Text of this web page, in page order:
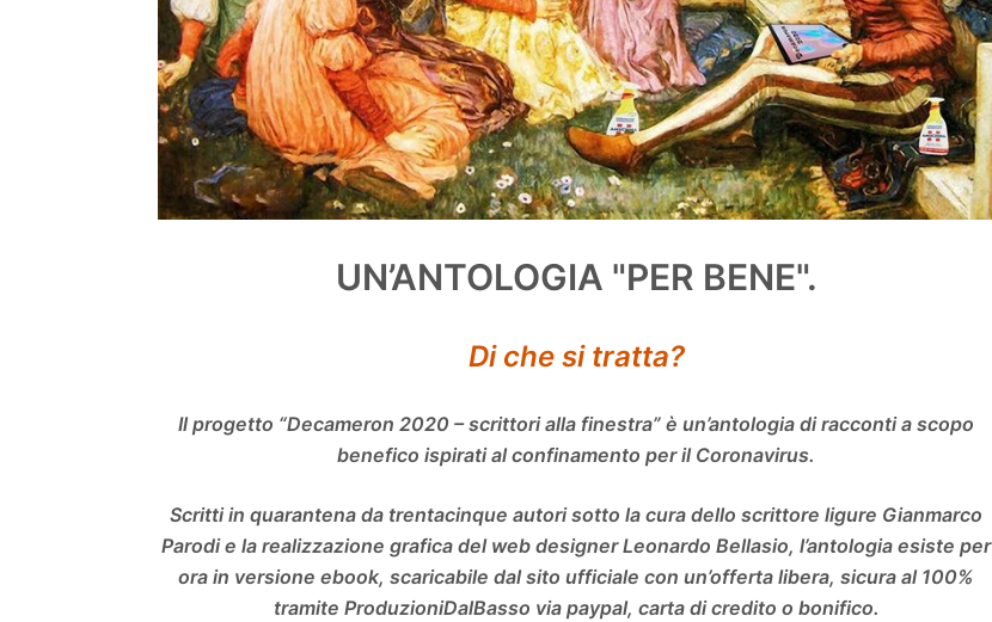
UN’ANTOLOGIA "PER BENE".
Di che si tratta?
Il progetto “Decameron 2020 – scrittori alla finestra” è un’antologia di racconti a scopo
benefico ispirati al confinamento per il Coronavirus.
Scritti in quarantena da trentacinque autori sotto la cura dello scrittore ligure Gianmarco
Parodi e la realizzazione grafica del web designer Leonardo Bellasio, l’antologia esiste per
ora in versione ebook, scaricabile dal sito ufficiale con un’offerta libera, sicura al 100%
tramite ProduzioniDalBasso via paypal, carta di credito o bonifico.